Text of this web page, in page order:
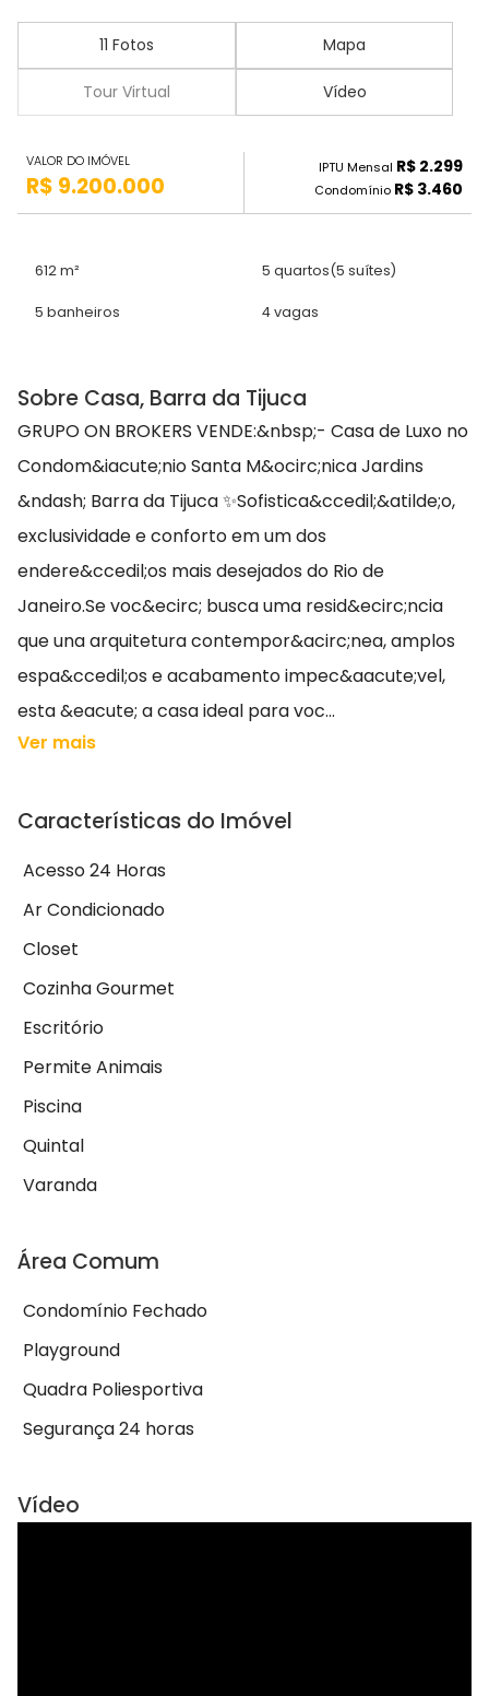
11 Fotos Mapa
Tour Virtual Vídeo
VALOR DO IMÓVEL
R$ 9.200.000
IPTU Mensal R$ 2.299
Condomínio R$ 3.460
612 m² 5 quartos(5 suítes)
5 banheiros 4 vagas
Sobre Casa, Barra da Tijuca
GRUPO ON BROKERS VENDE:&nbsp;- Casa de Luxo no
Condom&iacute;nio Santa M&ocirc;nica Jardins
&ndash; Barra da Tijuca ✨Sofistica&ccedil;&atilde;o,
exclusividade e conforto em um dos
endere&ccedil;os mais desejados do Rio de
Janeiro.Se voc&ecirc; busca uma resid&ecirc;ncia
que una arquitetura contempor&acirc;nea, amplos
espa&ccedil;os e acabamento impec&aacute;vel,
esta &eacute; a casa ideal para voc...
Ver mais
Características do Imóvel
Acesso 24 Horas
Ar Condicionado
Closet
Cozinha Gourmet
Escritório
Permite Animais
Piscina
Quintal
Varanda
Área Comum
Condomínio Fechado
Playground
Quadra Poliesportiva
Segurança 24 horas
Vídeo